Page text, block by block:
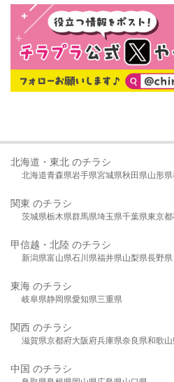
北海道・東北 のチラシ
北海道青森県岩手県宮城県秋田県山形県
関東 のチラシ
茨城県栃木県群馬県埼玉県千葉県東京都
甲信越・北陸 のチラシ
新潟県富山県石川県福井県山梨県長野県
東海 のチラシ
岐阜県静岡県愛知県三重県
関西 のチラシ
滋賀県京都府大阪府兵庫県奈良県和歌
中国 のチラシ